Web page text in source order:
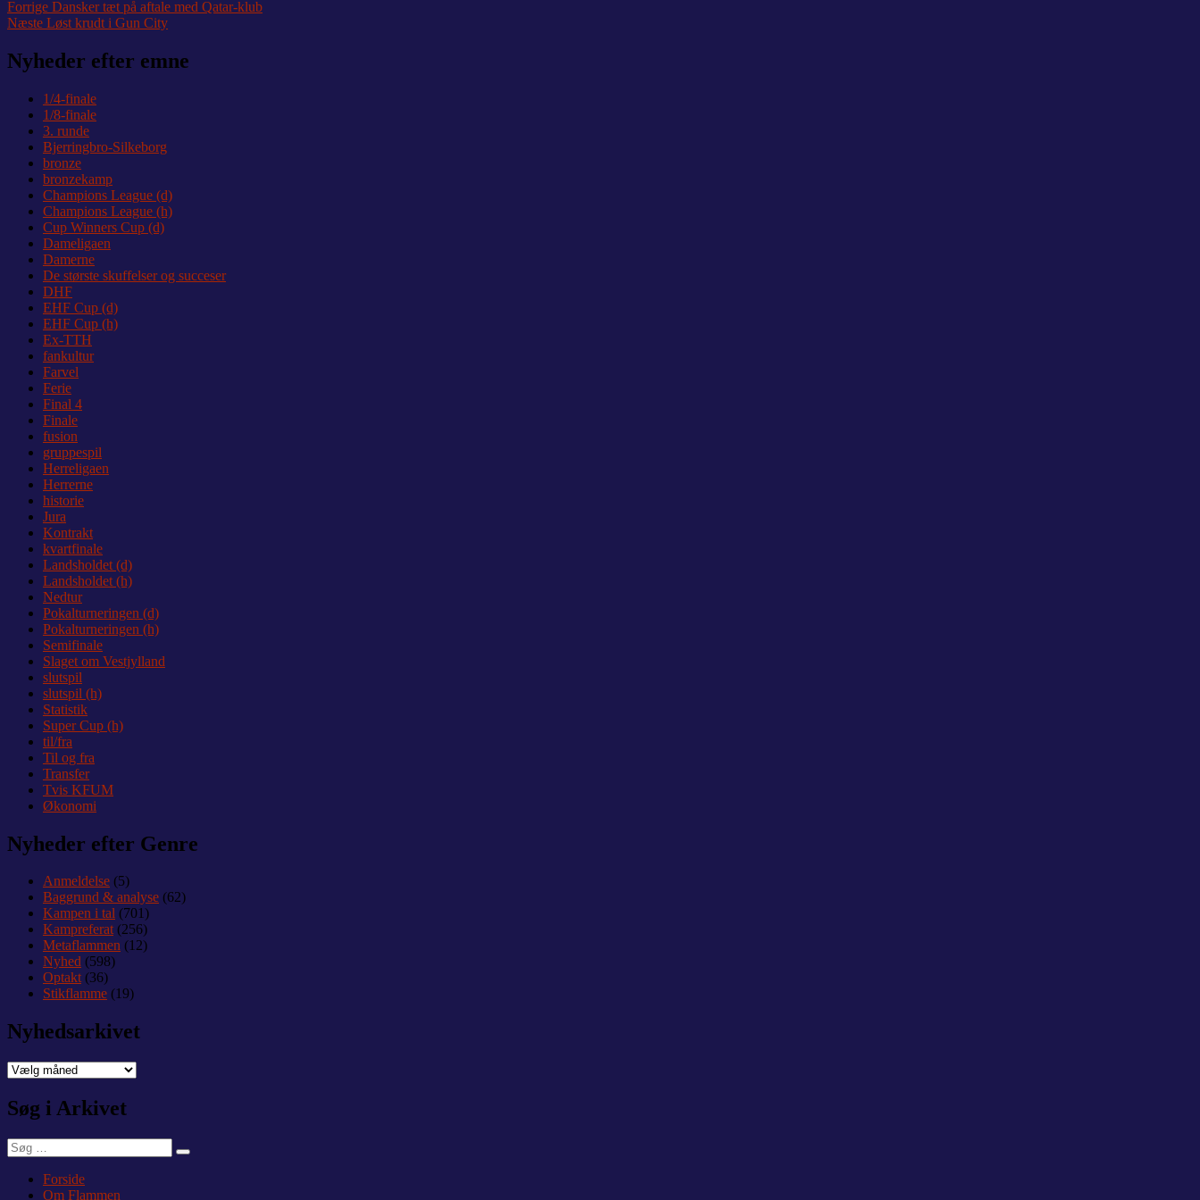
Indlægsnavigation
Forrige Forrige
indlæg:
Dansker tæt på aftale med Qatar-klub
Næste Næste
Løst krudt i Gun City
Nyheder efter emne
1/4-finale
1/8-finale
3. runde
Bjerringbro-Silkeborg
bronze
bronzekamp
Champions League (d)
Champions League (h)
Cup Winners Cup (d)
Dameligaen
Damerne
De største skuffelser og succeser
DHF
EHF Cup (d)
EHF Cup (h)
Ex-TTH
fankultur
Farvel
Ferie
Final 4
Finale
fusion
gruppespil
Herreligaen
Herrerne
historie
Jura
Kontrakt
kvartfinale
Landsholdet (d)
Landsholdet (h)
Nedtur
Pokalturneringen (d)
Pokalturneringen (h)
Semifinale
Slaget om Vestjylland
slutspil
slutspil (h)
Statistik
Super Cup (h)
til/fra
Til og fra
Transfer
Tvis KFUM
Økonomi
Nyheder efter Genre
Anmeldelse (5)
Baggrund & analyse (62)
Kampen i tal (701)
Kampreferat(256)
Metaflammen (12)
Nyhed (598)
Optakt(36)
Stikflamme (19)
Nyhedsarkivet
Nyhedsarkivet
Søg i Arkivet
Søg
efter:
Søg
Forside
Om Flammen